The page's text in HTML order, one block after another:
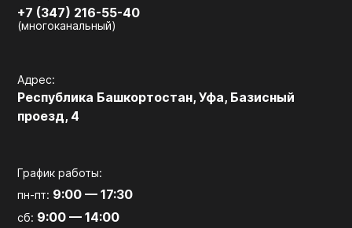
+7 (347) 216-55-40
(многоканальный)
Адрес:
Республика Башкортостан, Уфа, Базисный
проезд, 4
График работы:
пн-пт: 9:00 — 17:30
сб: 9:00 — 14:00